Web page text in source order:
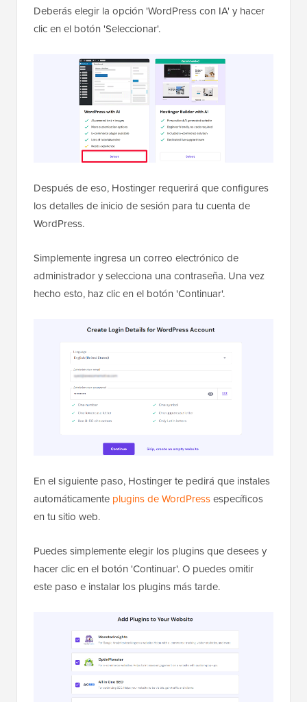
Deberás elegir la opción 'WordPress con IA' y hacer
clic en el botón 'Seleccionar'.
Después de eso, Hostinger requerirá que configures
los detalles de inicio de sesión para tu cuenta de
WordPress.
Simplemente ingresa un correo electrónico de
administrador y selecciona una contraseña. Una vez
hecho esto, haz clic en el botón 'Continuar'.
En el siguiente paso, Hostinger te pedirá que instales
automáticamente plugins de WordPressespecíficos
en tu sitio web.
Puedes simplemente elegir los plugins que desees y
hacer clic en el botón 'Continuar'. O puedes omitir
este paso e instalar los plugins más tarde.